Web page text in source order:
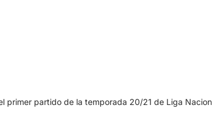
primer partido de la temporada 20/21 de Liga